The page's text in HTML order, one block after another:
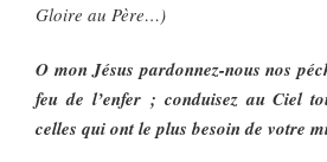
Gloire au Père…)
O mon Jésus pardonnez-nous nos
feu de l’enfer ; conduisez au Ciel
celles qui ont le plus besoin de votre